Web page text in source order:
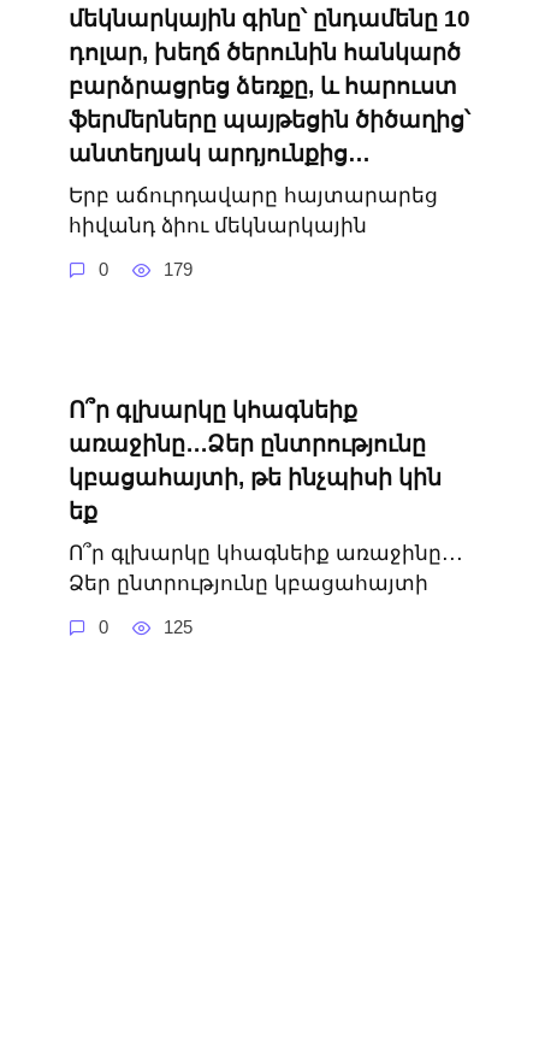
մեկնարկային գինը՝ ընդամենը 10
դոլար, խեղճ ծերունին հանկարծ
բարձրացրեց ձեռքը, և հարուստ
ֆերմերները պայթեցին ծիծաղից՝
անտեղյակ արդյունքից…
Երբ աճուրդավարը հայտարարեց
հիվանդ ձիու մեկնարկային
0 179
Ո՞ր գլխարկը կհագնեիք
առաջինը․․․Ձեր ընտրությունը
կբացահայտի, թե ինչպիսի կին
եք
Ո՞ր գլխարկը կհագնեիք առաջինը․․․
Ձեր ընտրությունը կբացահայտի
0 125